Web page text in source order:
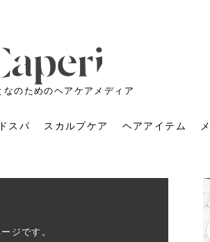
なのためのヘアケアメディア
スパ スカルプケア ヘアアイテム
ジです。